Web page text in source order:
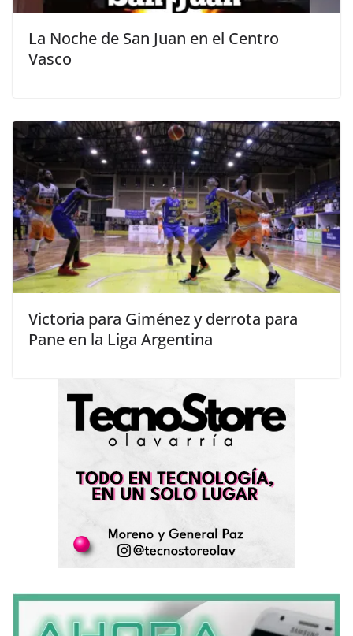
La Noche de San Juan en el Centro
Vasco
Victoria para Giménez y derrota para
Pane en la Liga Argentina